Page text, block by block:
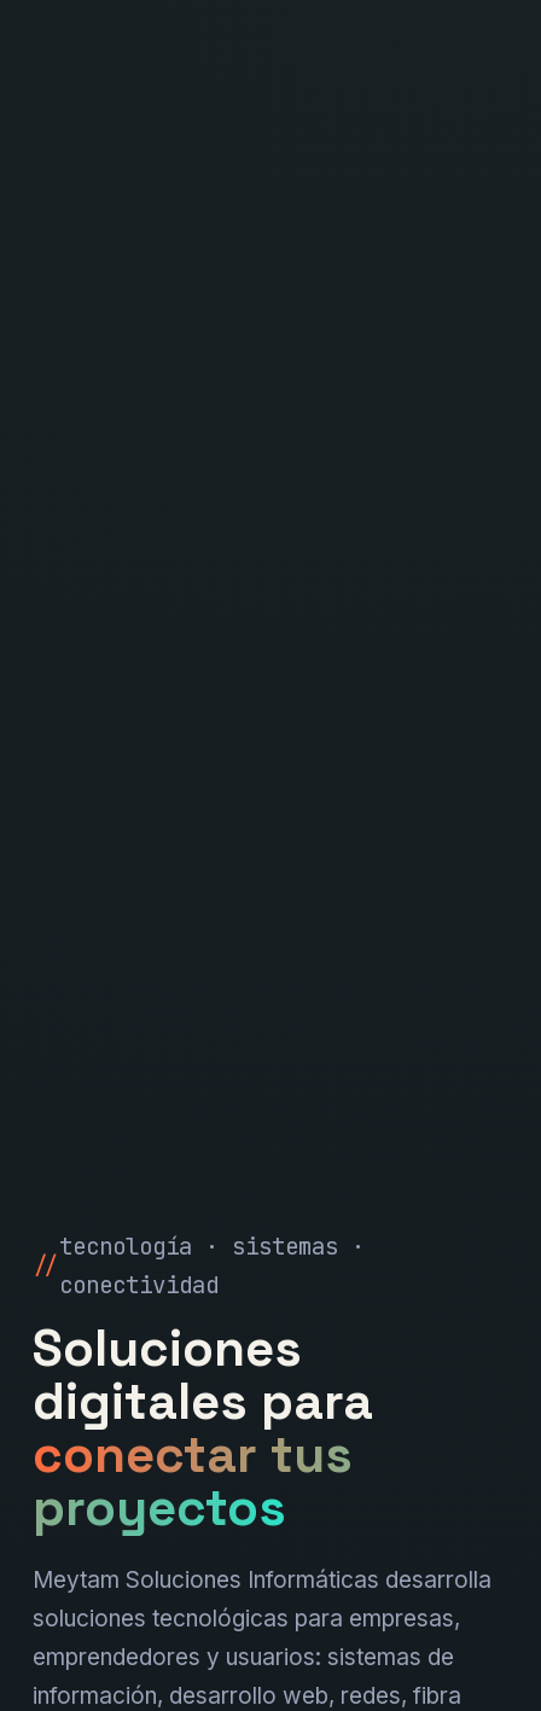
tecnología · sistemas ·
conectividad
Soluciones
digitales para
conectar tus
proyectos
Meytam Soluciones Informáticas desarrolla
soluciones tecnológicas para empresas,
emprendedores y usuarios: sistemas de
información, desarrollo web, redes, fibra